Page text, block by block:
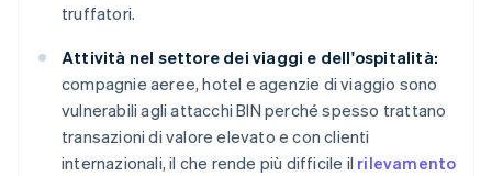
truffatori.
Attività nel settore dei viaggi e dell'ospitalità:
compagnie aeree, hotel e agenzie di viaggio sono
vulnerabili agli attacchi BIN perché spesso trattano
transazioni di valore elevato e con clienti
internazionali, il che rende più difficile il rilevamento